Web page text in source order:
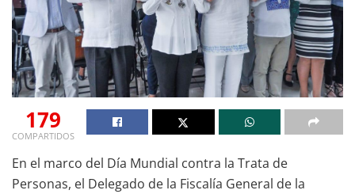
179
COMPARTIDOS
En el marco del Día Mundial contra la Trata de
Personas, el Delegado de la Fiscalía General de la